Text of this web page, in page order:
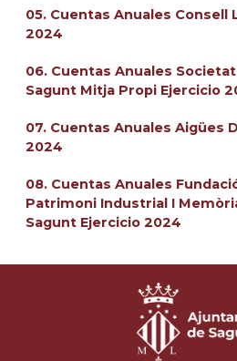
05. Cuentas Anuales Consell
2024
06. Cuentas Anuales
Sagunt Mitja Propi Ejercicio
07. Cuentas Anuales Aigües
2024
08. Cuentas Anuales
Patrimoni Industrial I
Sagunt Ejercicio 2024